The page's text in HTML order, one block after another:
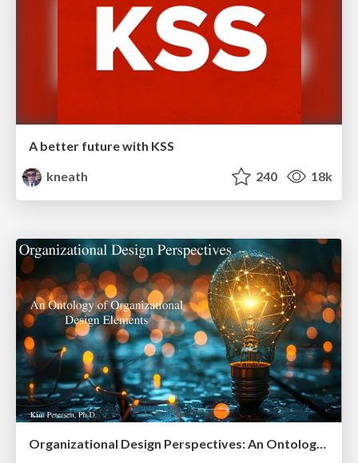
A better future with KSS
kneath
240 18k